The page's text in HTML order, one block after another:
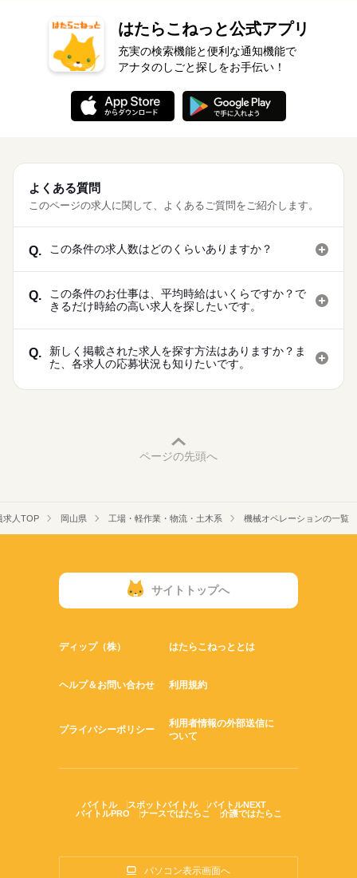
はたらこねっと公式アプリ
充実の検索機能と便利な通知機能で
アナタのしごと探しをお手伝い！
よくある質問
このページの求人に関して、よくあるご質問をご紹介します。
Q. この条件の求人数はどのくらいありますか？
Q.
この条件のお仕事は、平均時給はいくらですか？で
きるだけ時給の高い求人を探したいです。
Q.
新しく掲載された求人を探す方法はありますか？ま
た、各求人の応募状況も知りたいです。
ページの先頭へ
求人TOP 岡山県 工場・軽作業・物流・土木系 機械オペレーションの一覧
サイトトップへ
ディップ（株） はたらこねっととは
ヘルプ＆お問い合わせ 利用規約
プライバシーポリシー
利用者情報の外部送信に
ついて
バイトル スポットバイトル
バイトルNEXT
バイトルPRO
ナースではたらこ 介護ではたらこ
パソコン表示画面へ